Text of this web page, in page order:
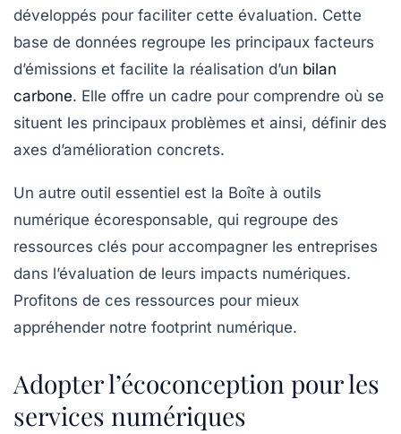
développés pour faciliter cette évaluation. Cette
base de données regroupe les principaux facteurs
d’émissions et facilite la réalisation d’un bilan
carbone. Elle offre un cadre pour comprendre où se
situent les principaux problèmes et ainsi, définir des
axes d’amélioration concrets.
Un autre outil essentiel est la Boîte à outils
numérique écoresponsable, qui regroupe des
ressources clés pour accompagner les entreprises
dans l’évaluation de leurs impacts numériques.
Profitons de ces ressources pour mieux
appréhender notre footprint numérique.
Adopter l’écoconception pour les
services numériques